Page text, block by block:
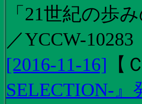
「21世紀の歩
／YCCW-10283
[2016-11-16] 【
SELECTION-』